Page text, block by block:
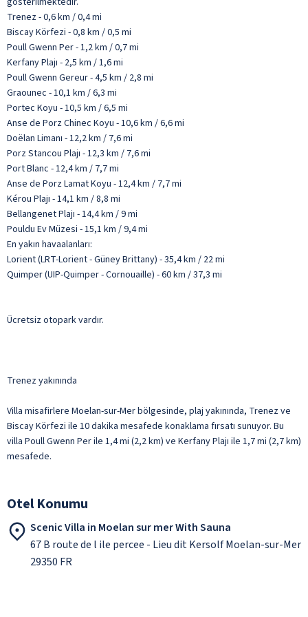
Trenez - 0,6 km / 0,4 mi
Biscay Körfezi - 0,8 km / 0,5 mi
Poull Gwenn Per - 1,2 km / 0,7 mi
Kerfany Plajı - 2,5 km / 1,6 mi
Poull Gwenn Gereur - 4,5 km / 2,8 mi
Graounec - 10,1 km / 6,3 mi
Portec Koyu - 10,5 km / 6,5 mi
Anse de Porz Chinec Koyu - 10,6 km / 6,6 mi
Doëlan Limanı - 12,2 km / 7,6 mi
Porz Stancou Plajı - 12,3 km / 7,6 mi
Port Blanc - 12,4 km / 7,7 mi
Anse de Porz Lamat Koyu - 12,4 km / 7,7 mi
Kérou Plajı - 14,1 km / 8,8 mi
Bellangenet Plajı - 14,4 km / 9 mi
Pouldu Ev Müzesi - 15,1 km / 9,4 mi
En yakın havaalanları:
Lorient (LRT-Lorient - Güney Brittany) - 35,4 km / 22 mi
Quimper (UIP-Quimper - Cornouaille) - 60 km / 37,3 mi
Ücretsiz otopark vardır.
Trenez yakınında
Villa misafirlere Moelan-sur-Mer bölgesinde, plaj yakınında, Trenez ve
Biscay Körfezi ile 10 dakika mesafede konaklama fırsatı sunuyor. Bu
villa Poull Gwenn Per ile 1,4 mi (2,2 km) ve Kerfany Plajı ile 1,7 mi (2,7 km)
mesafede.
Otel Konumu
Scenic Villa in Moelan sur mer With Sauna
67 B route de l ile percee - Lieu dit Kersolf Moelan-sur-Mer
29350 FR